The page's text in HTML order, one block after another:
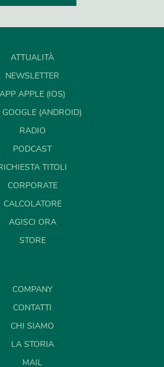
ATTUALITÀ
NEWSLETTER
APP APPLE (IOS)
(ANDROID)
RADIO
PODCAST
TITOLI
CORPORATE
CALCOLATORE
AGISCI ORA
STORE
COMPANY
CONTATTI
CHI SIAMO
LA STORIA
MAIL